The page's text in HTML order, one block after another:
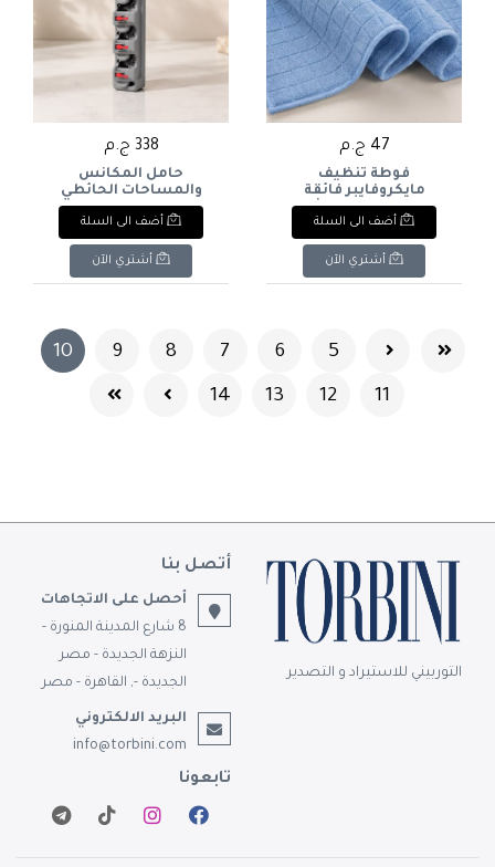
47 ج.م
فوطة تنظيف
مايكروفايبر فائقة
الامتصاص بنقشة
مربعات من لياو (قطعة
واحدة) مقاسها 30*40
(LIAO Microfiber Cloth
Grid Design - 1 Pc). & :
أضف الى السلة
أشتري الآن
338 ج.م
حامل المكانس
والمساحات الحائطي
متعدد الاستخدامات من
لياو (5 فتحات و6
خطافات) - (LIAO Wall-
Mounted Mop & Broom
Holder). English: LIAO
أضف الى السلة
أشتري الآن
5
6
7
8
9
10
(current)
11
12
13
14
التوربيني للاستيراد و التصدير
أتصل بنا
أحصل على الاتجاهات
8 شارع المدينة المنورة -
النزهة الجديدة - مصر
الجديدة -, القاهرة - مصر
البريد الالكتروني
info@torbini.com
تابعونا